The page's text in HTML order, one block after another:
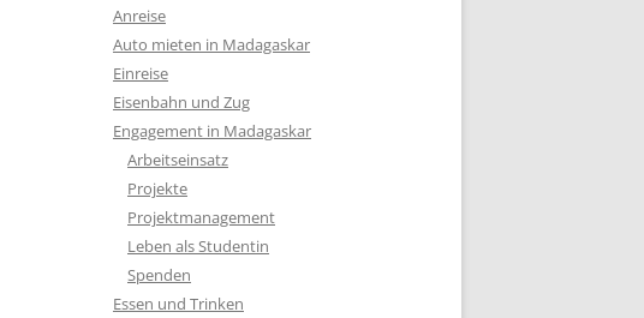
Anreise
Auto mieten in Madagaskar
Einreise
Eisenbahn und Zug
Engagement in Madagaskar
Arbeitseinsatz
Projekte
Projektmanagement
Leben als Studentin
Spenden
Essen und Trinken